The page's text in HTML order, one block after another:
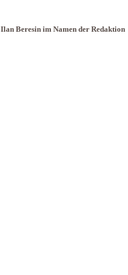
Ilan Beresin im Namen der Redaktion